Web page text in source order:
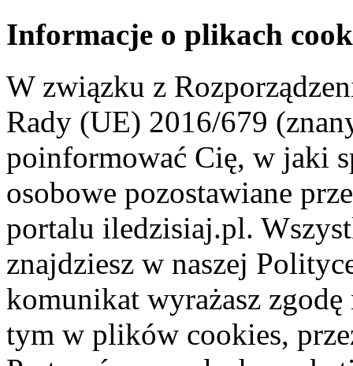
Informacje o plikach
W związku z
Rady (UE) 2016/679
poinformować Cię, w jaki
osobowe pozostawiane
portalu iledzisiaj.pl.
znajdziesz w naszej
komunikat wyrażasz
tym w plików cookies,